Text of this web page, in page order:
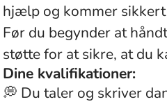
hjælp og kommer
Før du begynder at
støtte for at sikre, at du
Dine kvalifikationer:
💭 Du taler og skriver